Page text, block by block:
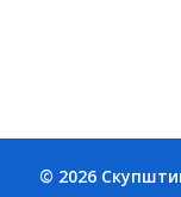
© 2026